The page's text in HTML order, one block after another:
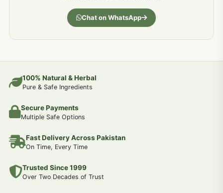
جسمانی کمزوری کا علاج اور نسخہ جات
عضو خاص کےلئے طلاء-تیل-آئل-روغن-دیسی نسخہ جات اور علاج
جریان و احتلام کےلئے دیسی نسخہ جات
سینہ اور پھیپھڑوں کے امراض کا علاج اور دیسی نسخہ جات
Chat on WhatsApp
100% Natural & Herbal
Pure & Safe Ingredients
Secure Payments
Multiple Safe Options
Fast Delivery Across Pakistan
On Time, Every Time
Trusted Since 1999
Over Two Decades of Trust